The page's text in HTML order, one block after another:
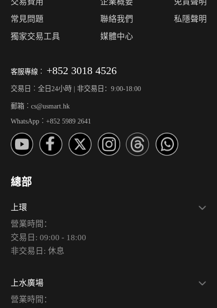
常見問題
獨家交易工具
聯絡我們
媒體中心
私隱聲明
客服專線︰ +852 3018 4526
交易日︰全日24小時 | 非交易日：9:00-18:00
郵箱︰cs@usmart.hk
WhatsApp︰+852 5989 2641
總部
上環
營業時間：
交易日: 09:00 - 18:00
非交易日: 休息
上水廣場
營業時間：